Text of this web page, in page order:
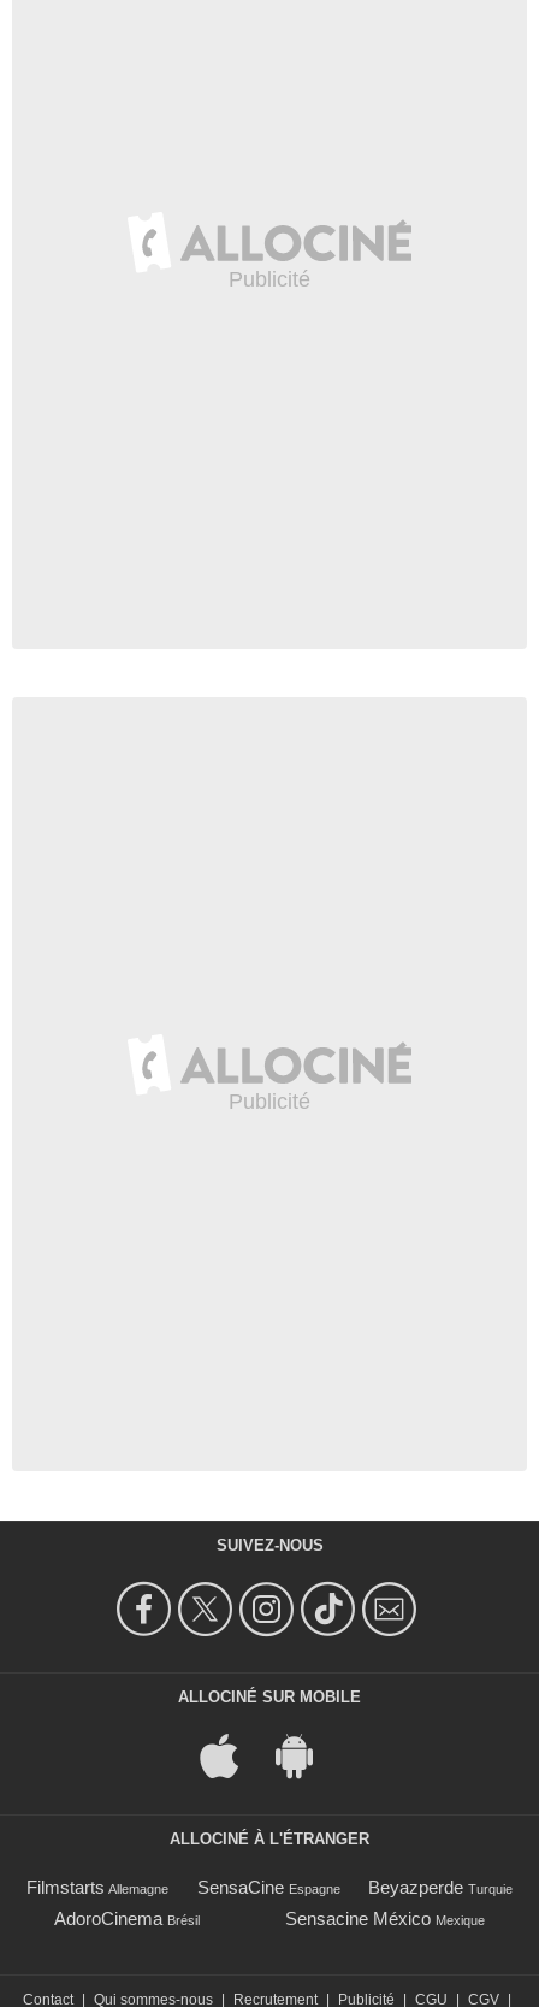
SUIVEZ-NOUS
ALLOCINÉ SUR MOBILE
ALLOCINÉ À L'ÉTRANGER
Filmstarts Allemagne SensaCine Espagne Beyazperde Turquie
AdoroCinema Brésil Sensacine México Mexique
Contact Qui sommes-nous Recrutement Publicité CGU CGV